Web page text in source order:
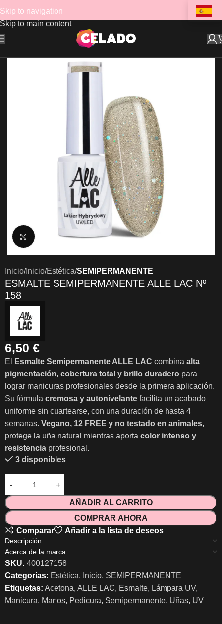
Skip to navigation
Skip to main content
Clic para ampliar
Inicio Inicio Estética SEMIPERMANENTE
ESMALTE SEMIPERMANENTE ALLE LAC Nº
158
6,50 €
El Esmalte Semipermanente ALLE LAC combina alta
pigmentación, cobertura total y brillo duradero para
lograr manicuras profesionales desde la primera aplicación.
Su fórmula cremosa y autonivelante facilita un acabado
uniforme sin cuartearse, con una duración de hasta 4
semanas. Vegano, 12 FREE y no testado en animales,
protege la uña natural mientras aporta color intenso y
resistencia profesional.
3 disponibles
AÑADIR AL CARRITO
COMPRAR AHORA
Comparar
Añadir a la lista de deseos
Descripción
Acerca de la marca
SKU: 400127158
Categorías: Estética, Inicio, SEMIPERMANENTE
Etiquetas: Acetona, ALLE LAC, Esmalte, Lámpara UV,
Manicura, Manos, Pedicura, Semipermanente, Uñas, UV